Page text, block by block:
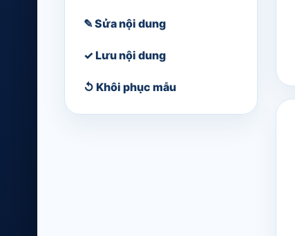
✎ Sửa nội dung
✓ Lưu nội dung
↺ Khôi phục mẫu